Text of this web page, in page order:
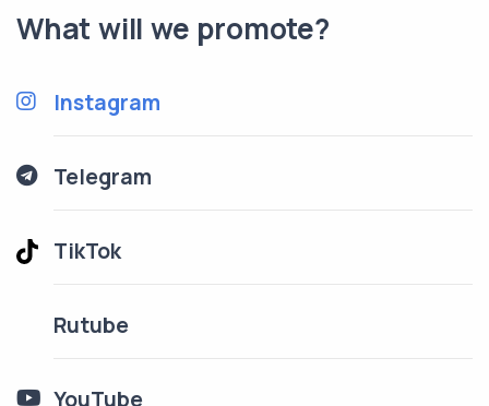
What will we promote?
Instagram
Telegram
TikTok
Rutube
YouTube